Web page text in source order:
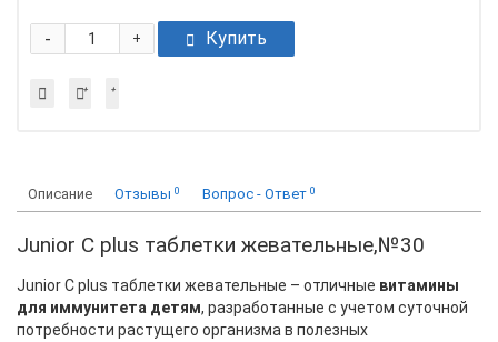
+
- Купить
Описание Отзывы 0 Вопрос - Ответ 0
Junior C plus таблетки жевательные,№30
Junior C plus таблетки жевательные – отличные витамины
для иммунитета детям, разработанные с учетом суточной
потребности растущего организма в полезных